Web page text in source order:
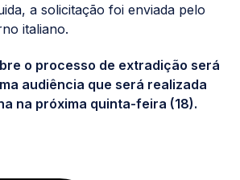
a solicitação foi enviada pelo
italiano.
o processo de extradição será
audiência que será realizada
na próxima quinta-feira (18).